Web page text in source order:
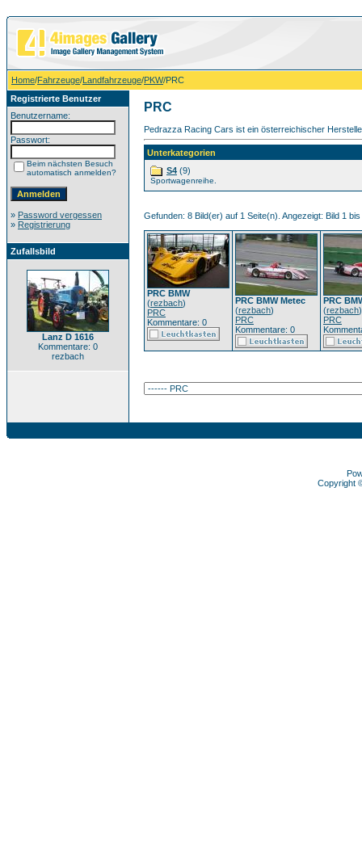
Home/Fahrzeuge/Landfahrzeuge/PKW/PRC
Registrierte Benutzer
Benutzername:
Passwort:
Beim nächsten Besuch
automatisch anmelden?
» Password vergessen
» Registrierung
Zufallsbild
Lanz D 1616
Kommentare: 0
rezbach
PRC
Pedrazza Racing Cars ist ein österreichischer
Unterkategorien
S4 (9)
Sportwagenreihe.
Gefunden: 8 Bild(er) auf 1 Seite(n). Angezeigt: Bild 1 bis
PRC BMW
(rezbach)
PRC
Kommentare: 0
PRC BMW Metec
(rezbach)
PRC
Kommentare: 0
PRC
(rezbach)
PRC
Copyright